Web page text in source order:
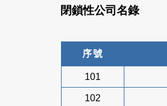
閉鎖性公司名錄
序號
101
102